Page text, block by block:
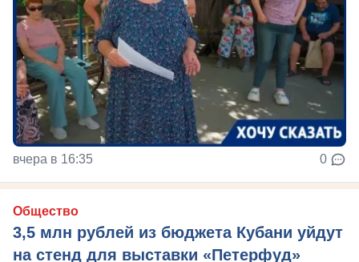
вчера в 16:35 0
Общество
3,5 млн рублей из бюджета Кубани уйдут
на стенд для выставки «Петерфуд»